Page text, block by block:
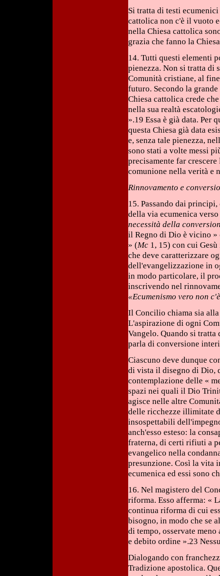
Si tratta di testi
cattolica non c'è il vuoto
nella Chiesa cattolica
grazia che fanno la
14. Tutti questi elementi
pienezza. Non si tratta di
Comunità cristiane, al
futuro. Secondo la
Chiesa cattolica crede
nella sua realtà
».19 Essa è già data.
questa Chiesa già data
e, senza tale pienezza,
sono stati a volte messi
precisamente far
comunione nella verità e
Rinnovamento e
15. Passando dai
della via ecumenica
necessità della
il Regno di Dio è vicino »
» (Mc 1, 15) con cui
che deve caratterizzare
dell'evangelizzazione in
in modo particolare, il
inscrivendo nel
«Ecumenismo vero non
Il Concilio chiama sia
L'aspirazione di ogni
Vangelo. Quando si
parla di conversione
Ciascuno deve dunque
di vista il disegno di Dio,
contemplazione delle «
spazi nei quali il Dio
agisce nelle altre
delle ricchezze illimitate
insospettabili
anch'esso esteso: la
fraterna, di certi rifiuti a
evangelico nella
presunzione. Così la vita
ecumenica ed essi sono
16. Nel magistero del
riforma. Esso afferma: «
continua riforma di cui
bisogno, in modo che se
di tempo, osservate
e debito ordine ».23
Dialogando con
Tradizione apostolica.